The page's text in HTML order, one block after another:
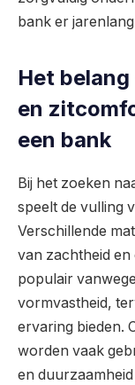
bank er
Het
en
een bank
Bij het zoeken
speelt de vulling
Verschillende
van zachtheid
populair
vormvastheid,
ervaring bieden.
worden vaak
en